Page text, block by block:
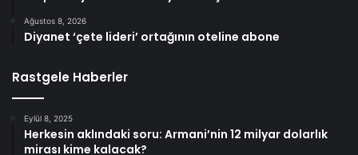
Ağustos 8, 2026
Diyanet ‘çete lideri’ ortağının oteline abone
Rastgele Haberler
Eylül 8, 2025
Herkesin aklındaki soru: Armani’nin 12 milyar dolarlık
mirası kime kalacak?